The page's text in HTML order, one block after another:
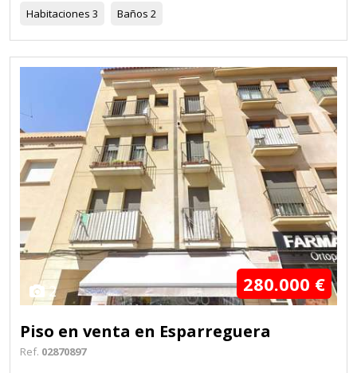
Habitaciones 3 Baños 2
2 280.000 €
Piso en venta en Esparreguera
Ref. 02870897